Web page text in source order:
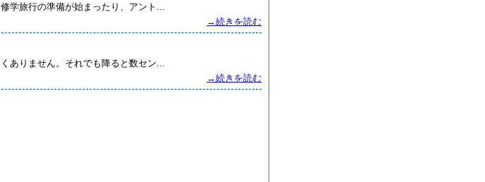
旅行の準備が始まったり、アント...
→続きを読む
りません。それでも降ると数セン...
→続きを読む